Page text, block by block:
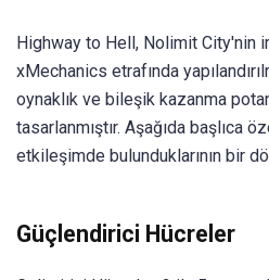
Highway to Hell, Nolimit City'nin
xMechanics etrafında
oynaklık ve bileşik kazanma
tasarlanmıştır. Aşağıda başlıca
etkileşimde bulunduklarının bir
Güçlendirici Hücreler